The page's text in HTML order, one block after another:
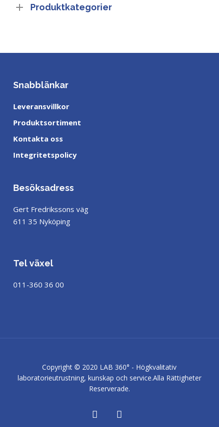
Produktkategorier
Snabblänkar
Leveransvillkor
Produktsortiment
Kontakta oss
Integritetspolicy
Besöksadress
Gert Fredrikssons väg
611 35 Nyköping
Tel växel
011-360 36 00
Copyright © 2020 LAB 360° - Högkvalitativ
laboratorieutrustning, kunskap och service.Alla Rättigheter
Reserverade.
facebooklinkedin